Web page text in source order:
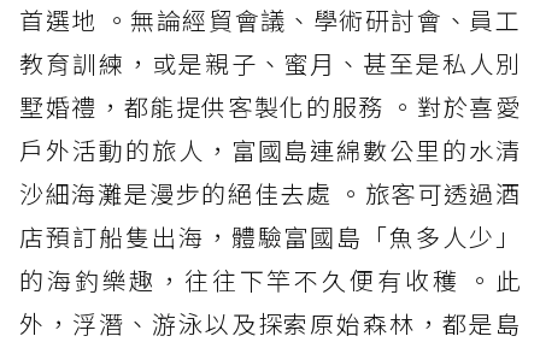
首選地 。無論經貿會議、學術研討會、員工
教育訓練，或是親子、蜜月、甚至是私人別
墅婚禮，都能提供客製化的服務 。對於喜愛
戶外活動的旅人，富國島連綿數公里的水清
沙細海灘是漫步的絕佳去處 。旅客可透過酒
店預訂船隻出海，體驗富國島「魚多人少」
的海釣樂趣，往往下竿不久便有收穫 。此
外，浮潛、游泳以及探索原始森林，都是島